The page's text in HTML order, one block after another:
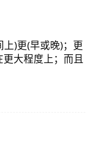
上)更(早或晚)；更
大程度上；而且